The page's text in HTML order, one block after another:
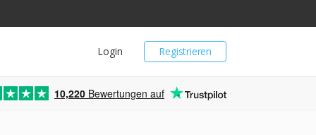
Registrieren
Login
10,220 Bewertungen auf